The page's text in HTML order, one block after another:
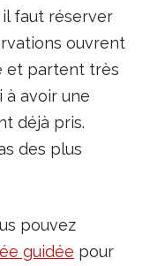
faut réserver
ouvrent
et partent très
à avoir une
déjà pris.
des plus
pouvez
guidée pour